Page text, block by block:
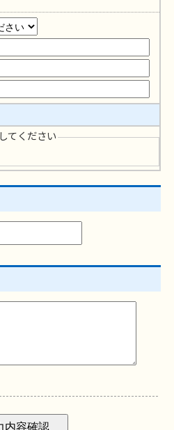
てください